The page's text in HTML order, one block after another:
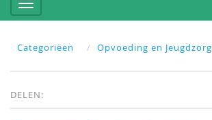
Categoriëen Opvoeding en Jeugdzorg
DELEN: